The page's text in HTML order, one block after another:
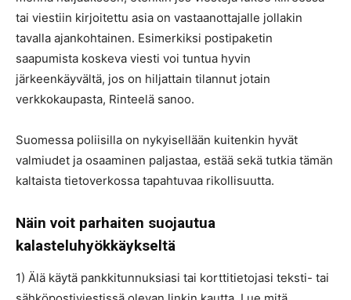
tai viestiin kirjoitettu asia on vastaanottajalle jollakin
tavalla ajankohtainen. Esimerkiksi postipaketin
saapumista koskeva viesti voi tuntua hyvin
järkeenkäyvältä, jos on hiljattain tilannut jotain
verkkokaupasta, Rinteelä sanoo.
Suomessa poliisilla on nykyisellään kuitenkin hyvät
valmiudet ja osaaminen paljastaa, estää sekä tutkia tämän
kaltaista tietoverkossa tapahtuvaa rikollisuutta.
Näin voit parhaiten suojautua
kalasteluhyökkäykseltä
1) Älä käytä pankkitunnuksiasi tai korttitietojasi teksti- tai